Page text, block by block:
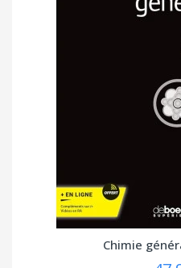
Chimie